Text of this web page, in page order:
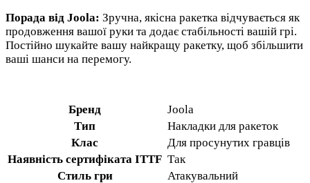
Порада від Joola: Зручна, якісна ракетка відчувається як
продовження вашої руки та додає стабільності вашій грі.
Постійно шукайте вашу найкращу ракетку, щоб збільшити
ваші шанси на перемогу.
Бренд
Joola
Тип
Накладки для ракеток
Клас
Для просунутих гравців
Наявність сертифіката ITTF Так
Стиль гри
Атакувальний